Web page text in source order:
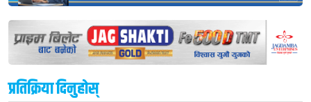
प्रतिक्रिया दिनुहोस्